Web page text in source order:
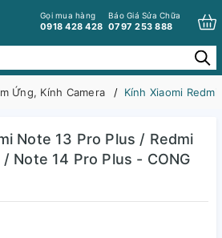
Gọi mua hàng
0918 428 428
Báo Giá Sửa Chữa
0797 253 888
Ứng, Kính Camera Kính Xiaomi
Note 13 Pro Plus / Redmi
Note 14 Pro Plus - CONG